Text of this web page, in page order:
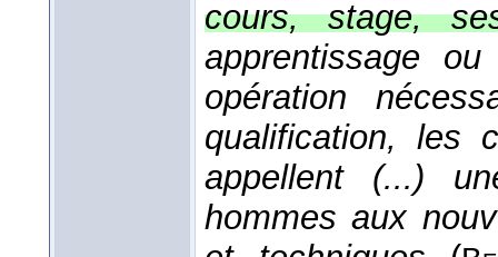
cours, stage,
apprentissage
opération
qualification, les
appellent (...)
hommes aux